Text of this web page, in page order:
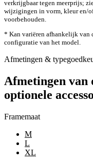
verkrijgbaar tegen meerprijs;
wijzigingen in vorm, kleur en/
voorbehouden.
* Kan variëren afhankelijk van
configuratie van het model.
Afmetingen &
Afmetingen van
optionele
Framemaat
M
L
XL